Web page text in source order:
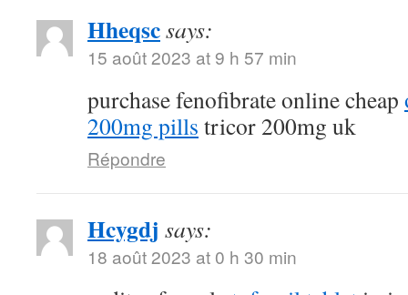
Hheqscsays:
15 août 2023 at 9 h 57 min
purchase fenofibrate online cheap
200mg pills tricor 200mg uk
Répondre
Hcygdj says:
18 août 2023 at 0 h 30 min